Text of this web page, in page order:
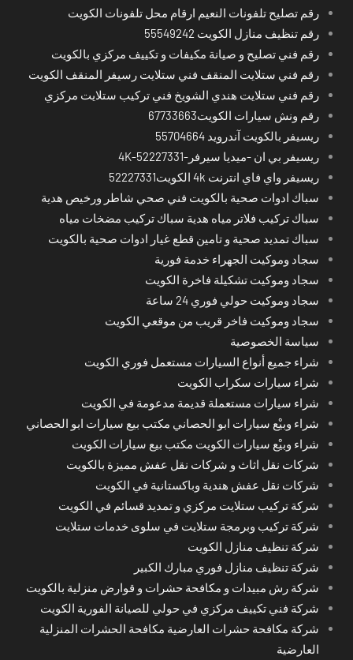
رقم تصليح تلفونات النعيم ارقام محل تلفونات الكويت
رقم تنظيف منازل الكويت 55549242
رقم فني تصليح و صيانة مكيفات و تكييف مركزي بالكويت
رقم فني ستلايت المنقف فني ستلايت رسيفر المنقف الكويت
رقم فني ستلايت هندي الشويخ فني تركيب ستلايت مركزي
رقم ونش سيارات الكويت67733663
ريسيفر بالكويت آندرويد 55704664
ريسيفر بي ان -ميديا سيرفر-4K-52227331
ريسيفر واي فاي انترنت 4k الكويت52227331
سباك ادوات صحية بالكويت فني صحي شاطر ورخيص هدية
سباك تركيب فلاتر مياه هدية سباك تركيب مضخات مياه
سباك تمديد صحية و تامين قطع غيار ادوات صحية بالكويت
سجاد وموكيت الجهراء خدمة فورية
سجاد وموكيت تشكيلة فاخرة الكويت
سجاد وموكيت حولي فوري 24 ساعة
سجاد وموكيت فاخر قريب من موقعي الكويت
سياسة الخصوصية
شراء جميع أنواع السيارات مستعمل فوري الكويت
شراء سيارات سكراب الكويت
شراء سيارات مستعملة قديمة مدعومة في الكويت
شراء وبيْع سيارات ابو الحصاني مكتب بيع سيارات ابو الحصاني
شراء وبيْع سيارات الكويت مكتب بيع سيارات الكويت
شركات نقل اثاث و شركات نقل عفش مميزة بالكويت
شركات نقل عفش هندية وباكستانية في الكويت
شركة تركيب ستلايت مركزي و تمديد قسائم في الكويت
شركة تركيب وبرمجة ستلايت في سلوى خدمات ستلايت
شركة تنظيف منازل الكويت
شركة تنظيف منازل فوري مبارك الكبير
شركة رش مبيدات و مكافحة حشرات و قوارض منزلية بالكويت
شركة فني تكييف مركزي في حولي للصيانة الفورية الكويت
شركة مكافحة حشرات العارضية مكافحة الحشرات المنزلية
العارضية